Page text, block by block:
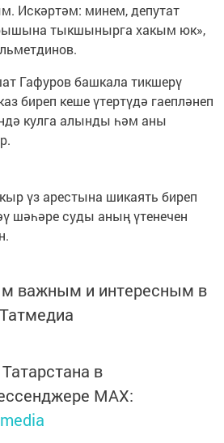
Искәртәм: минем, депутат
тыкшынырга хакым юк»,
Гафуров башкала тикшерү
биреп кеше үтертүдә гаепләнеп
кулга алынды һәм аны
үз арестына шикаять биреп
шәһәре суды аның үтенечен
важным и интересным в
Татмедиа
в
MАХ: